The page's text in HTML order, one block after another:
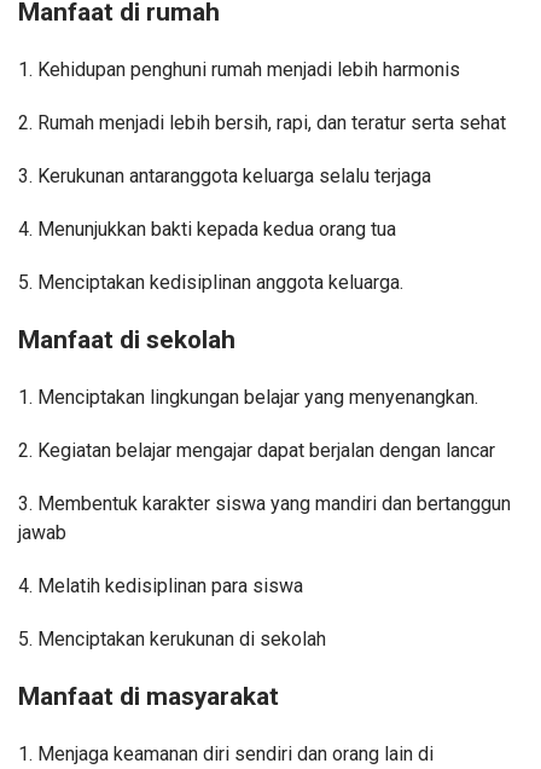
Manfaat di rumah
1. Kehidupan penghuni rumah menjadi lebih harmonis
2. Rumah menjadi lebih bersih, rapi, dan teratur serta sehat
3. Kerukunan antaranggota keluarga selalu terjaga
4. Menunjukkan bakti kepada kedua orang tua
5. Menciptakan kedisiplinan anggota keluarga.
Manfaat di sekolah
1. Menciptakan lingkungan belajar yang menyenangkan.
2. Kegiatan belajar mengajar dapat berjalan dengan lancar
3. Membentuk karakter siswa yang mandiri dan bertanggun
jawab
4. Melatih kedisiplinan para siswa
5. Menciptakan kerukunan di sekolah
Manfaat di masyarakat
1. Menjaga keamanan diri sendiri dan orang lain di